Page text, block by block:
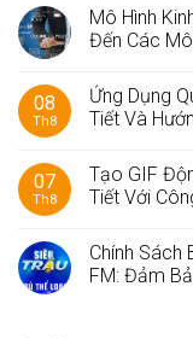
Mô Hình
Đến Các
08
Th8
Ứng Dụng
Tiết Và
07
Th8
Tạo GIF
Tiết Với
Chính Sách
FM: Đảm